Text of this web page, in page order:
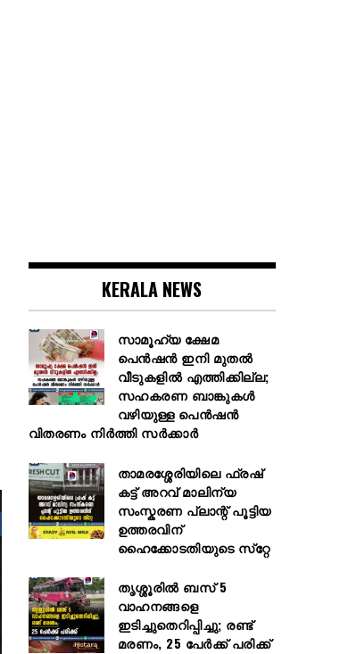
KERALA NEWS
സാമൂഹ്യ ക്ഷേമ
പെൻഷൻ ഇനി മുതൽ
വീടുകളിൽ എത്തിക്കില്ല;
സഹകരണ ബാങ്കുകൾ
വഴിയുള്ള പെൻഷൻ
വിതരണം നിർത്തി സർക്കാർ
താമരശ്ശേരിയിലെ ഫ്രഷ്
കട്ട് അറവ് മാലിന്യ
സംസ്കരണ പ്ലാന്റ് പൂട്ടിയ
ഉത്തരവിന്
ഹൈക്കോടതിയുടെ സ്‌റ്റേ
തൃശ്ശൂരിൽ ബസ് 5
വാഹനങ്ങളെ
ഇടിച്ചുതെറിപ്പിച്ചു; രണ്ട്
മരണം, 25 പേർക്ക് പരിക്ക്